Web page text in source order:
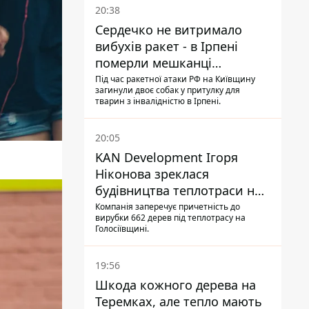
20:38
Сердечко не витримало
вибухів ракет - в Ірпені
померли мешканці
притулку для собак з
інвалідністю
Під час ракетної атаки РФ на Київщину
загинули двоє собак у притулку для
тварин з інвалідністю в Ірпені.
20:05
KAN Development Ігоря
Ніконова зреклася
будівництва теплотраси на
Теремках
Компанія заперечує причетність до
вирубки 662 дерев під теплотрасу на
Голосіївщині.
19:56
Шкода кожного дерева на
Теремках, але тепло мають